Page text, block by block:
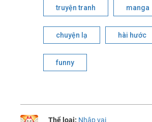
truyện tranh manga
chuyện lạ hài hước
funny
Thể loại: Nhập vai